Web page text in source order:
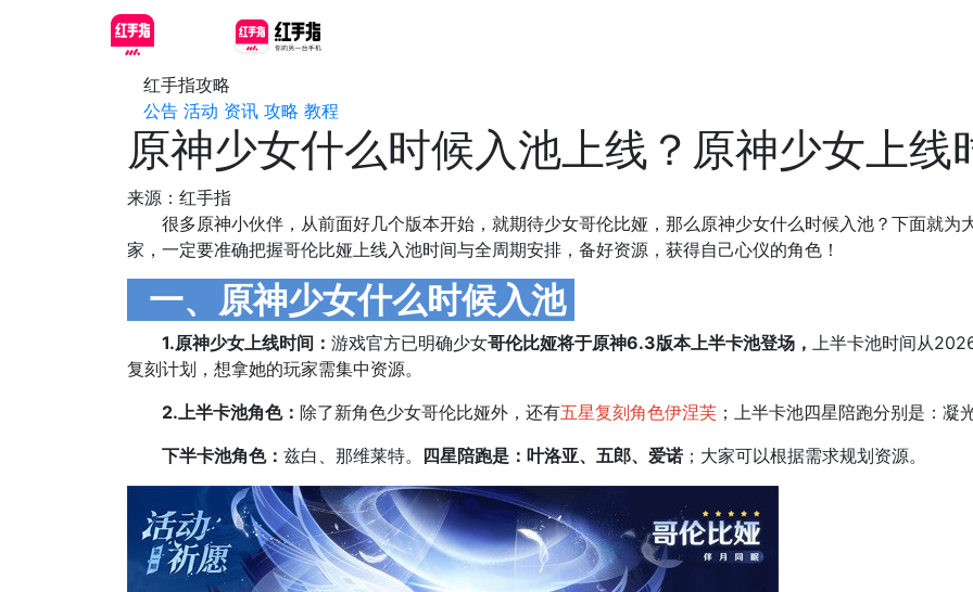
红手指攻略
公告 活动 资讯 攻略 教程
原神少女什么时候入池上线？原神少女上线
来源：红手指
很多原神小伙伴，从前面好几个版本开始，就期待少女哥伦比娅，那么原神少女什么时候入池？下面就为
家，一定要准确把握哥伦比娅上线入池时间与全周期安排，备好资源，获得自己心仪的角色！
一、原神少女什么时候入池
1.原神少女上线时间： 游戏官方已明确少女哥伦比娅将于原神6.3版本上半卡池登场， 上半卡池时间从
复刻计划，想拿她的玩家需集中资源。
2.上半卡池角色： 除了新角色少女哥伦比娅外，还有五星复刻角色伊涅芙 ；上半卡池四星陪跑分别是：凝
下半卡池角色： 兹白、那维莱特‌。 四星陪跑是：叶洛亚、五郎、爱诺 ；大家可以根据需求规划资源。